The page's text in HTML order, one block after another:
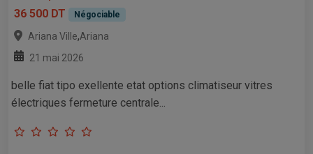
36 500 DT
Négociable
Ariana Ville,Ariana
21 mai 2026
belle fiat tipo exellente etat options climatiseur vitres
électriques fermeture centrale...